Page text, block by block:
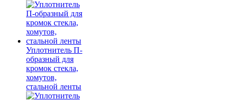
Уплотнитель П-
образный для
кромок стекла,
хомутов,
стальной ленты